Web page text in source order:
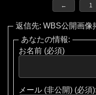
← 1
返信先: WBS公開画像
あなたの情報:
お名前 (必須)
メール (非公開) (必須):